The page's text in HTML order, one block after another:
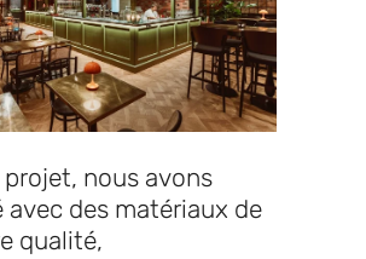
projet, nous avons
avec des matériaux de
qualité,